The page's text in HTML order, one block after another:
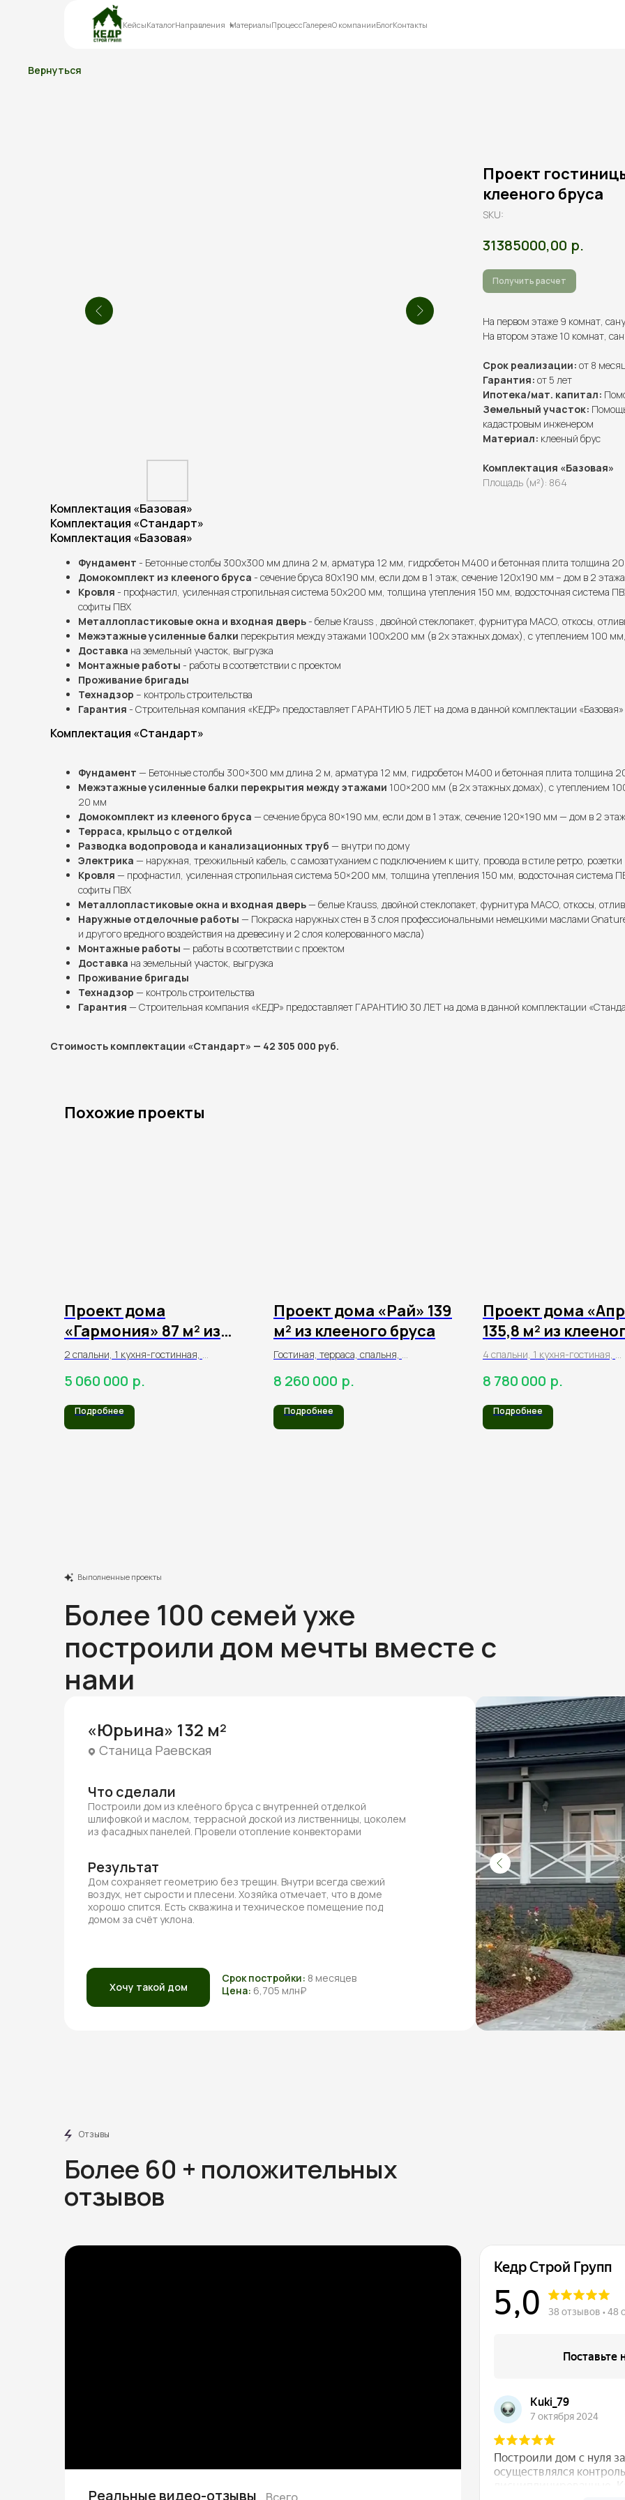
КейсыКаталогНаправления МатериалыПроцессГалереяО компанииБлогКонтакты
Вернуться
Проект
клееного бруса
SKU:
31385000,00 р.
Получить расчет
На первом этаже 9 комнат,
На втором этаже 10 комнат,
Срок реализации: от 8
Гарантия: от 5 лет
Ипотека/мат. капитал:
Земельный участок:
кадастровым инженером
Материал: клееный брус
Комплектация «Базовая»
Площадь (м²): 864
Комплектация «Базовая»
Комплектация «Стандарт»
Комплектация «Базовая»
Фундамент - Бетонные столбы 300х300 мм длина 2 м, арматура 12 мм, гидробетон М400 и бетонная плита толщина
Домокомплект из клееного бруса - сечение бруса 80х190 мм, если дом в 1 этаж, сечение 120х190 мм – дом в 2 этажа
Кровля - профнастил, усиленная стропильная система 50х200 мм, толщина утепления 150 мм, водосточная система
софиты ПВХ
Металлопластиковые окна и входная дверь- белые Krauss , двойной стеклопакет, фурнитура МАСО, откосы,
Межэтажные усиленные балки перекрытия между этажами 100х200 мм (в 2х этажных домах), с утеплением 100
Доставка на земельный участок, выгрузка
Монтажные работы - работы в соответствии с проектом
Проживание бригады
Технадзор – контроль строительства
Гарантия - Строительная компания «КЕДР» предоставляет ГАРАНТИЮ 5 ЛЕТ на дома в данной комплектации «Базовая»
Комплектация «Стандарт»
Фундамент — Бетонные столбы 300×300 мм длина 2 м, арматура 12 мм, гидробетон М400 и бетонная плита толщина
Межэтажные усиленные балки перекрытия между этажами 100×200 мм (в 2х этажных домах), с утеплением
20 мм
Домокомплект из клееного бруса — сечение бруса 80×190 мм, если дом в 1 этаж, сечение 120×190 мм — дом в 2
Терраса, крыльцо с отделкой
Разводка водопровода и канализационных труб — внутри по дому
Электрика — наружная, трехжильный кабель, с самозатуханием с подключением к щиту, провода в стиле ретро,
Кровля — профнастил, усиленная стропильная система 50×200 мм, толщина утепления 150 мм, водосточная система
софиты ПВХ
Металлопластиковые окна и входная дверь— белые Krauss, двойной стеклопакет, фурнитура МАСО, откосы,
Наружные отделочные работы — Покраска наружных стен в 3 слоя профессиональными немецкими маслами
и другого вредного воздействия на древесину и 2 слоя колерованного масла)
Монтажные работы — работы в соответствии с проектом
Доставка на земельный участок, выгрузка
Проживание бригады
Технадзор — контроль строительства
Гарантия — Строительная компания «КЕДР» предоставляет ГАРАНТИЮ 30 ЛЕТ на дома в данной комплектации
Стоимость комплектации «Стандарт» — 42 305 000 руб.
Похожие проекты
Проект дома
«Гармония» 87 м² из
клееного бруса
2 спальни, 1 кухня-гостинная,
терраса
5 060 000 р.
Подробнее
Проект дома «Рай» 139
м² из клееного бруса
Гостиная, терраса, спальня,
8 260 000 р.
Подробнее
Проект дома
135,8 м² из
бруса
4 спальни, 1 кухня-гостиная,
балкон
8 780 000 р.
Подробнее
Более 100 семей уже
построили дом мечты вместе с
нами
Выполненные проекты
«Юрьина» 132 м²
Станица Раевская
Что сделали
Построили дом из клеёного бруса с внутренней отделкой
шлифовкой и маслом, террасной доской из лиственницы, цоколем
из фасадных панелей. Провели отопление конвекторами
Результат
Дом сохраняет геометрию без трещин. Внутри всегда свежий
воздух, нет сырости и плесени. Хозяйка отмечает, что в доме
хорошо спится. Есть скважина и техническое помещение под
домом за счёт уклона.
Срок постройки: 8 месяцев
Цена: 6,705 млн₽
Хочу такой дом
Отзывы
Более 60 + положительных
отзывов
Реальные видео-отзывы Всего